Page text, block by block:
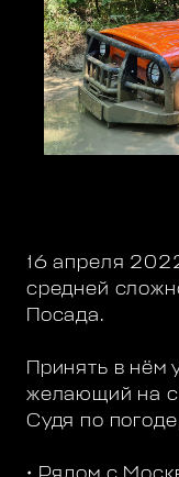
16 апреля
средней
Посада.
Принять в нём
желающий на
Судя по